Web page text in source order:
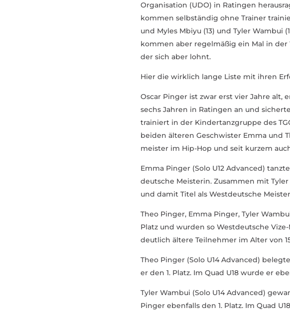
Orga­ni­sation (UDO) in Ratingen
kommen selb­ständig ohne Trainer
und Myles Mbiyu (13) und Tyler Wambui
kommen aber regel­mäßig ein Mal in der
der sich aber lohnt.
Hier die wirklich lange Liste mit ihren
Oscar Pinger ist zwar erst vier Jahre alt,
sechs Jahren in Ratingen an und
trai­niert in der Kinder­tanz­gruppe des
beiden älteren Geschwister Emma und
meister im Hip-Hop und seit kurzem
Emma Pinger (Solo U12 Advanced)
deutsche Meis­terin. Zusammen mit
und damit Titel als West­deutsche
Theo Pinger, Emma Pinger, Tyler
Platz und wurden so West­deutsche
deutlich ältere Teil­nehmer im Alter von
Theo Pinger (Solo U14 Advanced)
er den 1. Platz. Im Quad U18 wurde er
Tyler Wambui (Solo U14 Advanced)
Pinger eben­falls den 1. Platz. Im Quad